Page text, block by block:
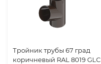
Тройник трубы 67 град
коричневый RAL 8019 GLC